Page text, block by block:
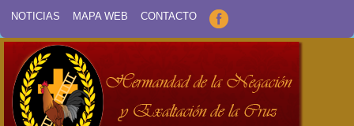
NOTICIAS MAPA WEB CONTACTO